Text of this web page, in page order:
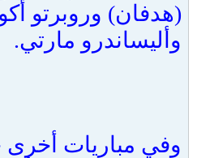
(هدفان) وروبرتو
وأليساندرو مارتي.
وفي مباريات